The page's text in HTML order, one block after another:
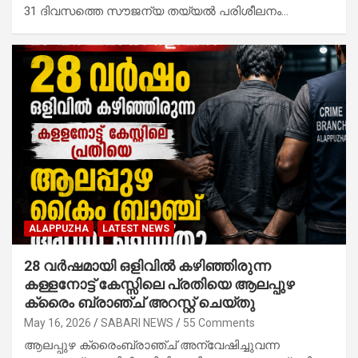
31 ദിവസത്തെ സൗജന്യ തയ്യൽ പരിശീലനം…
ALAPPUZHA LATEST NEWS
28 വർഷമായി ഒളിവിൽ കഴിഞ്ഞിരുന്ന
കള്ളനോട്ട് കേസ്സിലെ പ്രതിയെ ആലപ്പുഴ
ക്രൈം ബ്രാഞ്ച് അറസ്റ്റ് ചെയ്തു
May 16, 2026 SABARI NEWS 55 Comments
ആലപ്പുഴ ക്രൈംബ്രാഞ്ച് അന്വേഷിച്ചുവന്ന